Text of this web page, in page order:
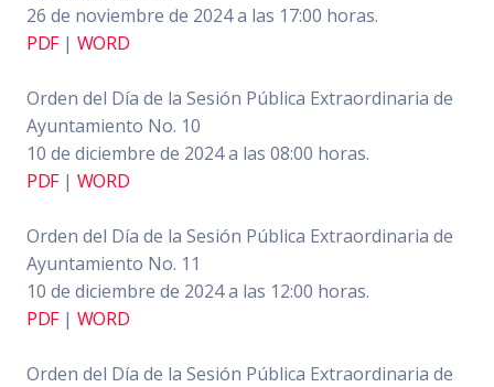
26 de noviembre de 2024 a las 17:00 horas.
PDF| WORD
Orden del Día de la Sesión Pública Extraordinaria de
Ayuntamiento No. 10
10 de diciembre de 2024 a las 08:00 horas.
PDF| WORD
Orden del Día de la Sesión Pública Extraordinaria de
Ayuntamiento No. 11
10 de diciembre de 2024 a las 12:00 horas.
PDF| WORD
Orden del Día de la Sesión Pública Extraordinaria de